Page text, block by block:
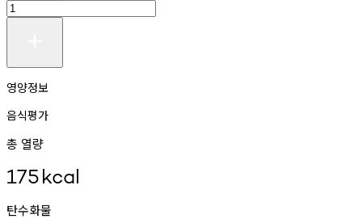
영양정보
음식평가
총 열량
175kcal
탄수화물